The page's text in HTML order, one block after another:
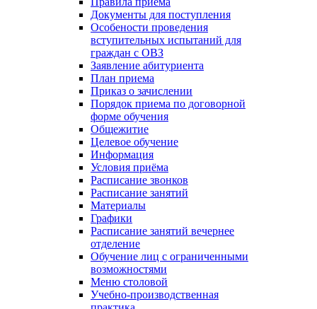
Документы для поступления
Особености проведения
вступительных испытаний для
граждан с ОВЗ
Заявление абитуриента
План приема
Приказ о зачислении
Порядок приема по договорной
форме обучения
Общежитие
Целевое обучение
Информация
Условия приёма
Расписание звонков
Расписание занятий
Материалы
Графики
Расписание занятий вечернее
отделение
Обучение лиц с ограниченными
возможностями
Меню столовой
Учебно-производственная